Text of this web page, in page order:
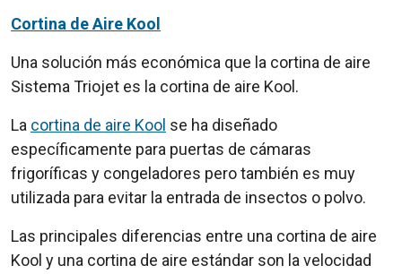
Cortina de Aire Kool
Una solución más económica que la cortina de aire
Sistema Triojet es la cortina de aire Kool.
La cortina de aire Kool se ha diseñado
específicamente para puertas de cámaras
frigoríficas y congeladores pero también es muy
utilizada para evitar la entrada de insectos o polvo.
Las principales diferencias entre una cortina de aire
Kool y una cortina de aire estándar son la velocidad